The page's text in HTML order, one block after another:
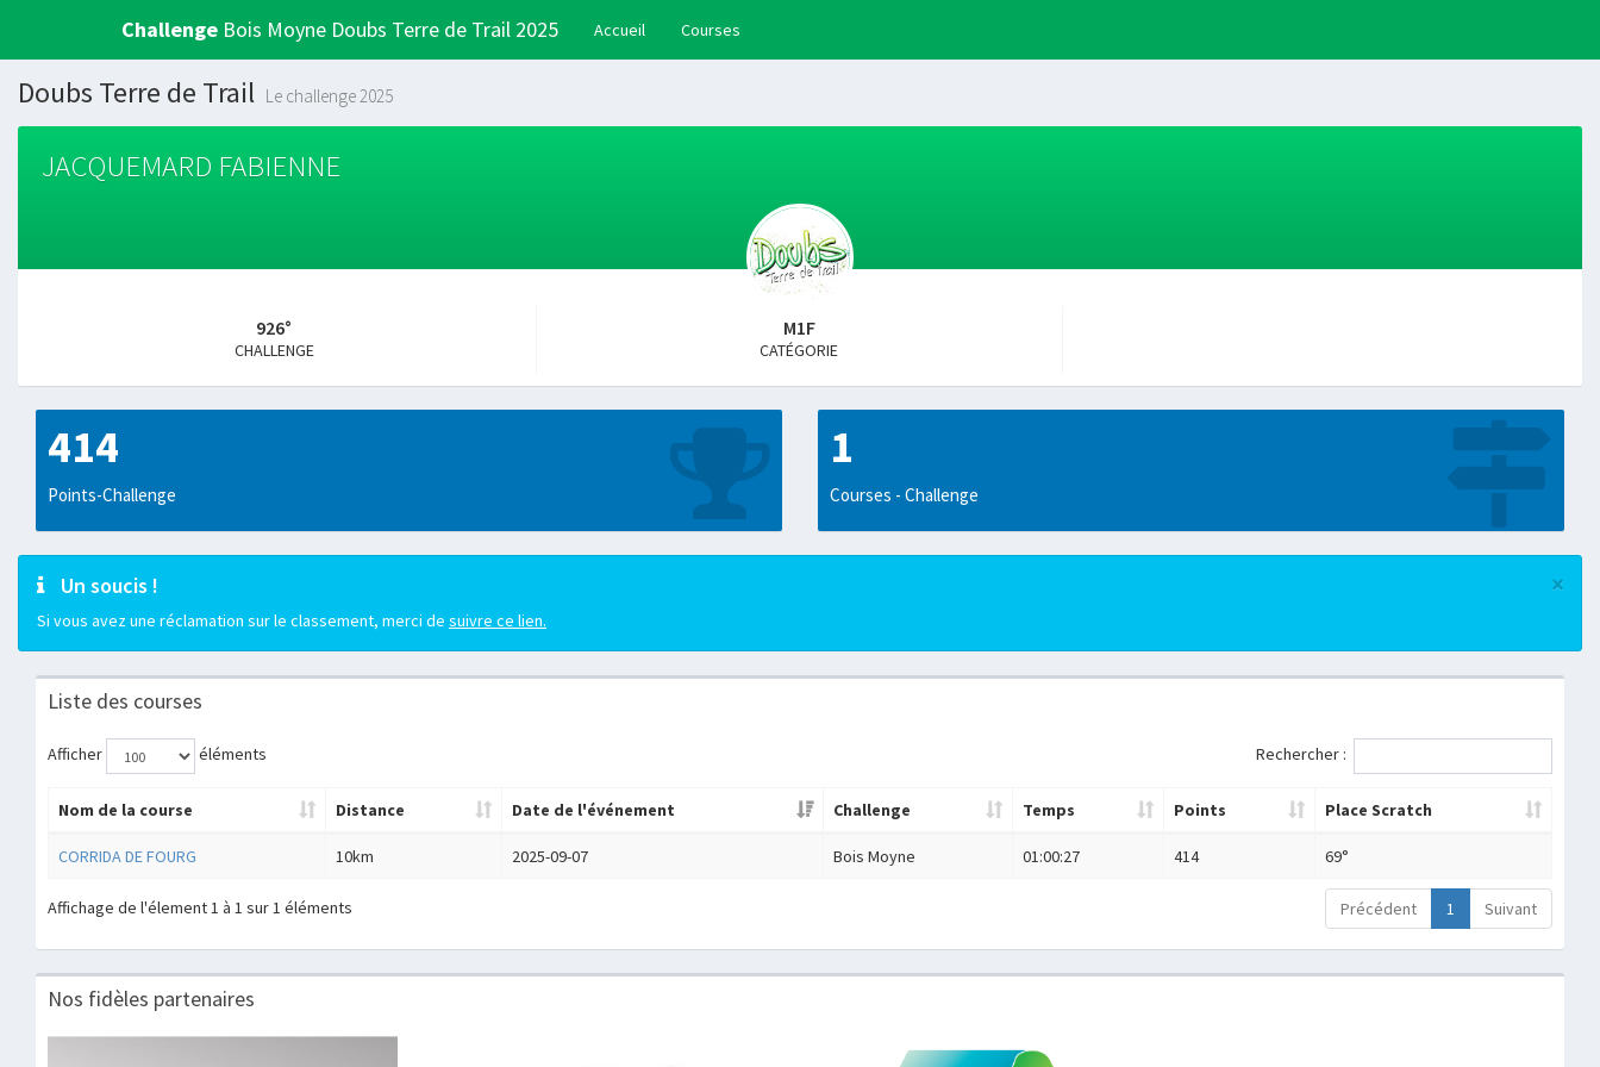
Challenge Bois Moyne Doubs Terre de Trail 2025 Accueil Courses
Doubs Terre de Trail Le challenge 2025
JACQUEMARD FABIENNE
926°
CHALLENGE
M1F
CATÉGORIE
414
Points-Challenge
1
Courses - Challenge
×
Un soucis !
Si vous avez une réclamation sur le classement, merci de suivre ce lien.
Liste des courses
Afficher éléments Rechercher :
Nom de la course Distance Date de l'événement Challenge Temps Points Place Scratch
CORRIDA DE FOURG 10km 2025-09-07 Bois Moyne 01:00:27 414 69°
Affichage de l'élement 1 à 1 sur 1 éléments Précédent 1 Suivant
Nos fidèles partenaires